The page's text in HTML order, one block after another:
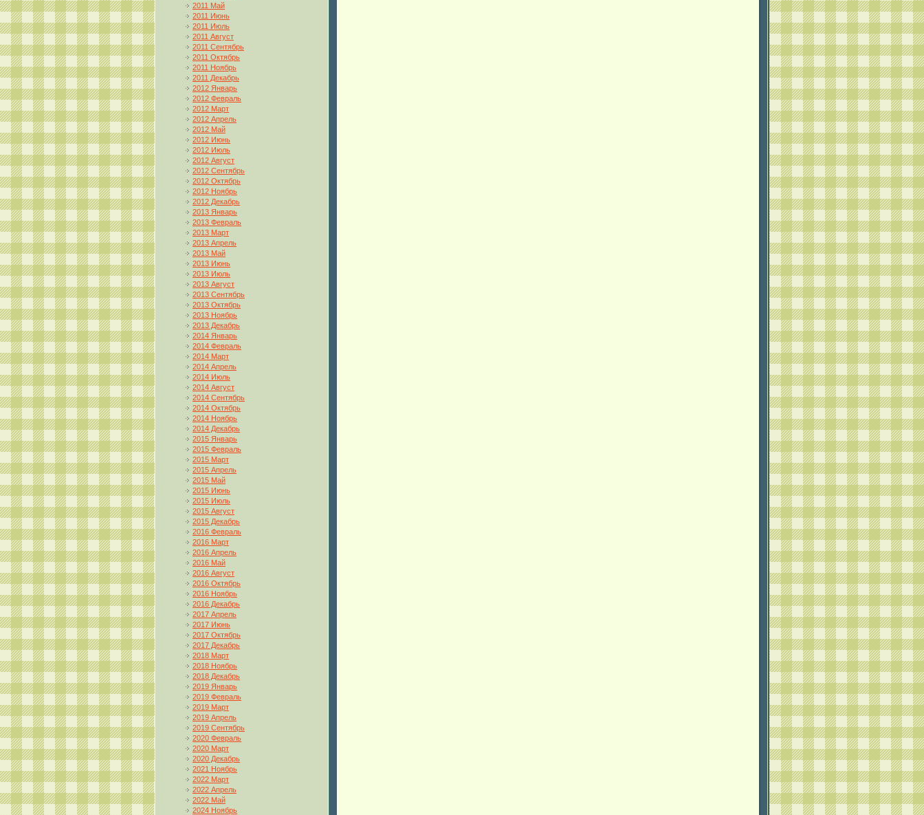
2011 Май
2011 Июнь
2011 Июль
2011 Август
2011 Сентябрь
2011 Октябрь
2011 Ноябрь
2011 Декабрь
2012 Январь
2012 Февраль
2012 Март
2012 Апрель
2012 Май
2012 Июнь
2012 Июль
2012 Август
2012 Сентябрь
2012 Октябрь
2012 Ноябрь
2012 Декабрь
2013 Январь
2013 Февраль
2013 Март
2013 Апрель
2013 Май
2013 Июнь
2013 Июль
2013 Август
2013 Сентябрь
2013 Октябрь
2013 Ноябрь
2013 Декабрь
2014 Январь
2014 Февраль
2014 Март
2014 Апрель
2014 Июль
2014 Август
2014 Сентябрь
2014 Октябрь
2014 Ноябрь
2014 Декабрь
2015 Январь
2015 Февраль
2015 Март
2015 Апрель
2015 Май
2015 Июнь
2015 Июль
2015 Август
2015 Декабрь
2016 Февраль
2016 Март
2016 Апрель
2016 Май
2016 Август
2016 Октябрь
2016 Ноябрь
2016 Декабрь
2017 Апрель
2017 Июнь
2017 Октябрь
2017 Декабрь
2018 Март
2018 Ноябрь
2018 Декабрь
2019 Январь
2019 Февраль
2019 Март
2019 Апрель
2019 Сентябрь
2020 Февраль
2020 Март
2020 Декабрь
2021 Ноябрь
2022 Март
2022 Апрель
2022 Май
2024 Ноябрь